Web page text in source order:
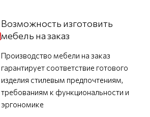
Возможность изготовить
мебель на заказ
Производство мебели на заказ
гарантирует соответствие готового
изделия стилевым предпочтениям,
требованиям к функциональности и
эргономике